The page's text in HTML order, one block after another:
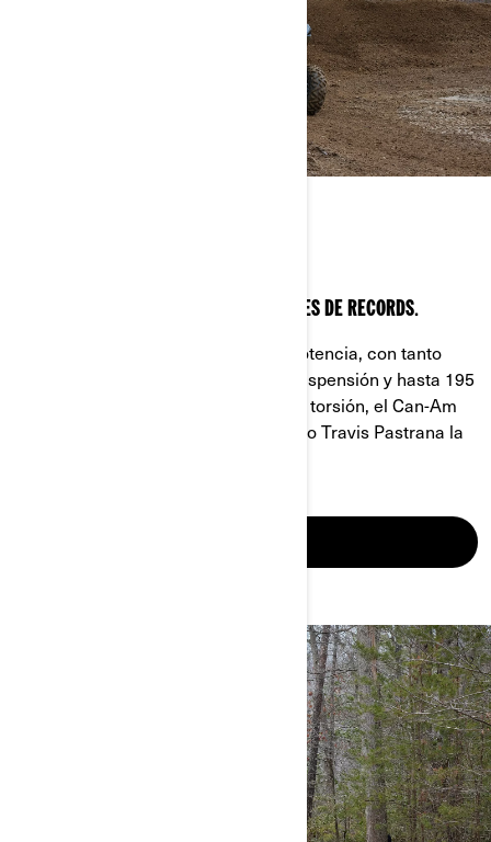
CREADO PARA EMOCIONAR A LOS AUTORES DE RECORDS.
Con la mejor proporción de peso y potencia, con tanto
como 24 pulgadas de recorrdio de suspensión y hasta 195
caballos de fuerza / 135 libras pie de torsión, el Can-Am
Maverick X3 ofrece a los pilotos como Travis Pastrana la